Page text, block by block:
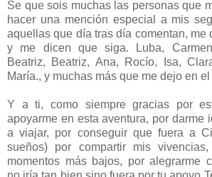
Se que sois muchas las personas que
hacer una mención especial a mis
aquellas que día tras día comentan, me
y me dicen que siga. Luba,
Beatriz, Beatriz, Ana, Rocío, Isa,
María., y muchas más que me dejo en el
Y a ti, como siempre gracias por
apoyarme en esta aventura, por darme
a viajar, por conseguir que fuera a
sueños) por compartir mis
momentos más bajos, por alegrarme